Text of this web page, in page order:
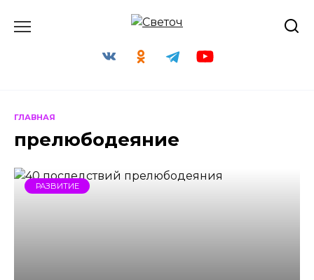
ГЛАВНАЯ
прелюбодеяние
РАЗВИТИЕ